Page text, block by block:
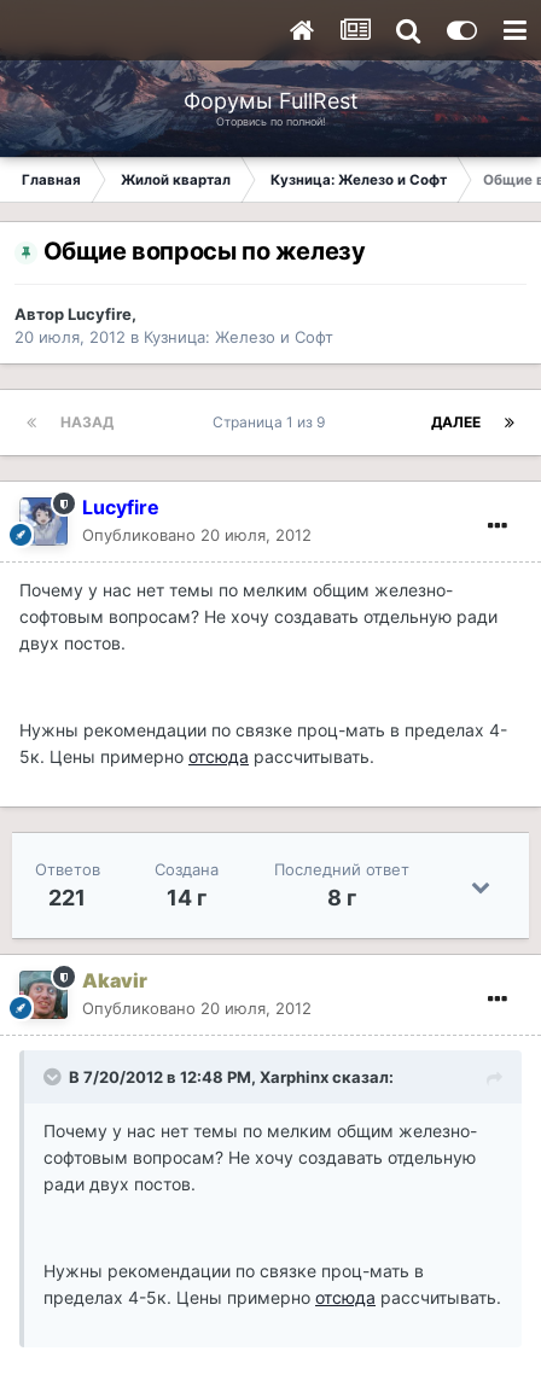
Форумы FullRest
Оторвись по полной!
Главная Жилой квартал Кузница: Железо и Софт Общие
Общие вопросы по железу
АвторLucyfire,
20 июля, 2012 в Кузница: Железо и Софт
НАЗАД ДАЛЕЕ
Страница 1 из 9
Lucyfire
Опубликовано 20 июля, 2012
Почему у нас нет темы по мелким общим железно-
софтовым вопросам? Не хочу создавать отдельную ради
двух постов.
Нужны рекомендации по связке проц-мать в пределах 4-
5к. Цены примерно отсюда рассчитывать.
Ответов
221
Создана
14 г
Последний ответ
8 г
Akavir
Опубликовано 20 июля, 2012
В 7/20/2012 в 12:48 PM, Xarphinx сказал:
Почему у нас нет темы по мелким общим железно-
софтовым вопросам? Не хочу создавать отдельную
ради двух постов.
Нужны рекомендации по связке проц-мать в
пределах 4-5к. Цены примерно отсюда рассчитывать.